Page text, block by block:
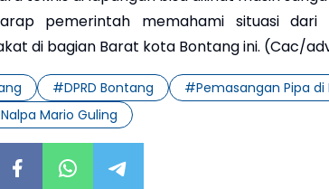
pemerintah memahami situasi dari
di bagian Barat kota Bontang ini. (Cac/
#DPRD Bontang #Pemasangan Pipa di
Mario Guling